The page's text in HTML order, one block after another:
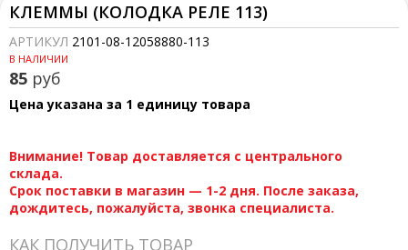
КЛЕММЫ (КОЛОДКА РЕЛЕ 113)
АРТИКУЛ 2101-08-12058880-113
В НАЛИЧИИ
85 руб
Цена указана за 1 единицу товара
Внимание! Товар доставляется с центрального
склада.
Срок поставки в магазин — 1-2 дня. После заказа,
дождитесь, пожалуйста, звонка специалиста.
КАК ПОЛУЧИТЬ ТОВАР